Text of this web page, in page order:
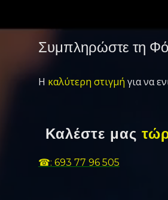
Συμπληρώστε τη
Η καλύτερη στιγμή για να
Καλέστε μας
☎: 693 77 96 505